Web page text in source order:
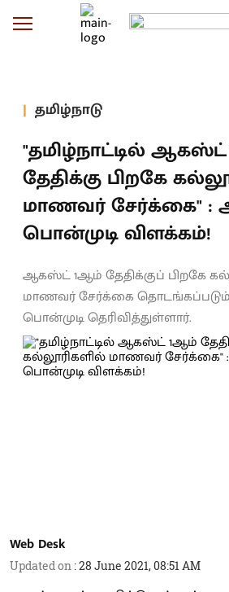
தமிழ்நாடு
"தமிழ்நாட்டில்
தேதிக்கு பிறகே
மாணவர் சேர்க்கை" :
பொன்முடி விளக்கம்!
ஆகஸ்ட் 1ஆம் தேதிக்குப் பிறகே
மாணவர் சேர்க்கை
பொன்முடி தெரிவித்துள்ளார்.
Web Desk
Updated on :28 June 2021, 08:51 AM